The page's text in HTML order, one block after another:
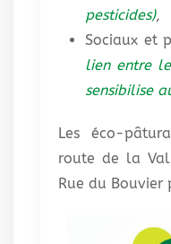
pesticides),
Sociaux et
lien entre
sensibilise
Les éco-
route de la
Rue du Bouvier